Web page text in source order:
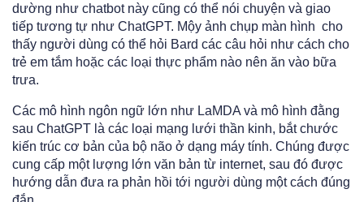
dường như chatbot này cũng có thể nói chuyện và giao
tiếp tương tự như ChatGPT. Mộy ảnh chụp màn hình cho
thấy người dùng có thể hỏi Bard các câu hỏi như cách cho
trẻ em tắm hoặc các loại thực phẩm nào nên ăn vào bữa
trưa.
Các mô hình ngôn ngữ lớn như LaMDA và mô hình đằng
sau ChatGPT là các loại mạng lưới thần kinh, bắt chước
kiến ​​trúc cơ bản của bộ não ở dạng máy tính. Chúng được
cung cấp một lượng lớn văn bản từ internet, sau đó được
hướng dẫn đưa ra phản hồi tới người dùng một cách đúng